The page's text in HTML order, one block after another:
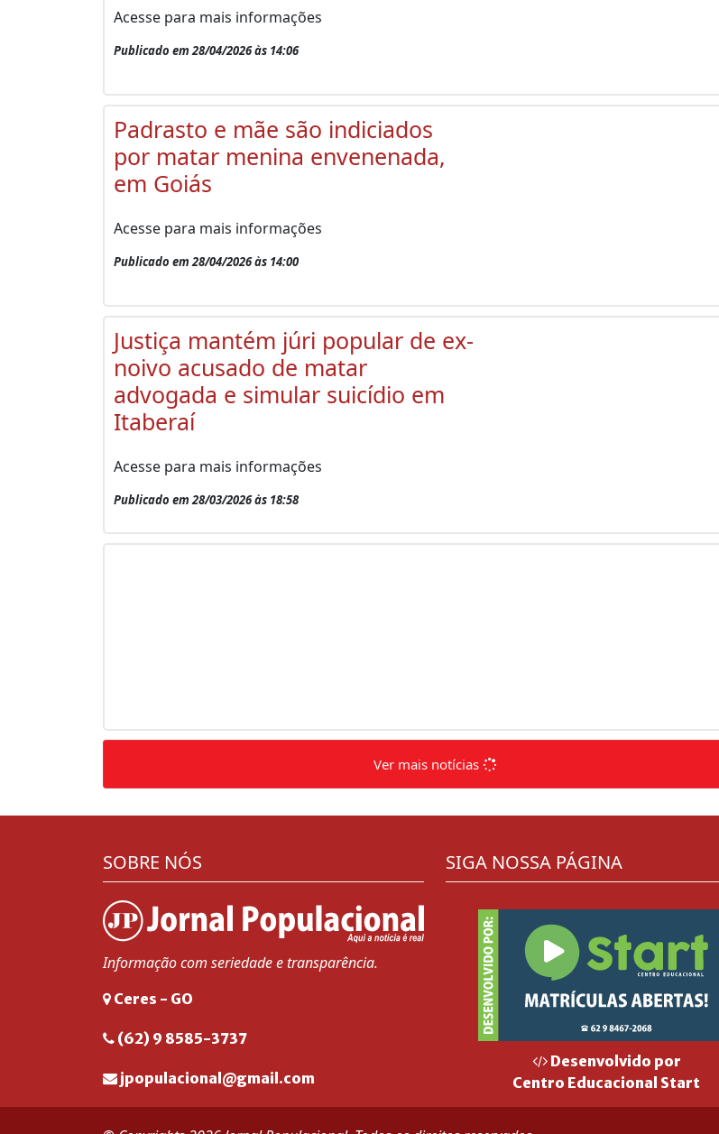
Acesse para mais informações
Publicado em 28/04/2026 às 14:06
Padrasto e mãe são indiciados
por matar menina envenenada,
em Goiás
Acesse para mais informações
Publicado em 28/04/2026 às 14:00
Justiça mantém júri popular de ex-
noivo acusado de matar
advogada e simular suicídio em
Itaberaí
Acesse para mais informações
Publicado em 28/03/2026 às 18:58
Ver mais notícias
SOBRE NÓS
Informação com seriedade e transparência.
Ceres - GO
(62) 9 8585-3737
jpopulacional@gmail.com
SIGA NOSSA PÁGINA
Desenvolvido por
Centro Educacional Start